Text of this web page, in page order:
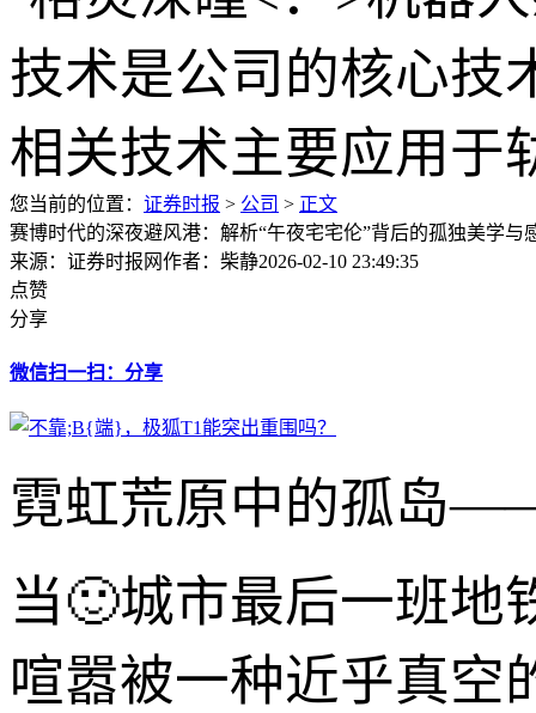
您当前的位置： 证券时报 > 公司 > 正文
赛博时代的深夜避风港：解析“午夜宅宅伦”背后的孤独美学与
来源：证券时报网作者：柴静2026-02-10 23:49:35
点赞
分享
微信扫一扫：分享
霓虹荒原中的孤岛
当🙂城市最后一班地
喧嚣被一种近乎真空